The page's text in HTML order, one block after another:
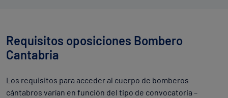
Requisitos oposiciones Bombero
Cantabria
Los requisitos para acceder al cuerpo de bomberos
cántabros varían en función del tipo de convocatoria –